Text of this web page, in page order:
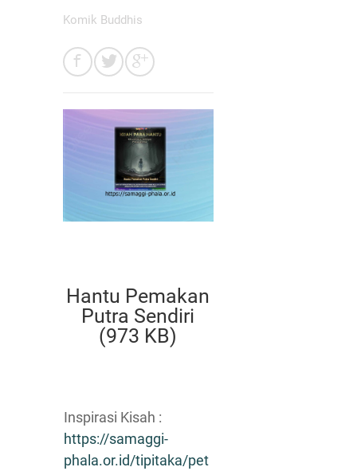
Komik Buddhis
Hantu Pemakan
Putra Sendiri
(973 KB)
Inspirasi Kisah :
https://samaggi-
phala.or.id/tipitaka/pet